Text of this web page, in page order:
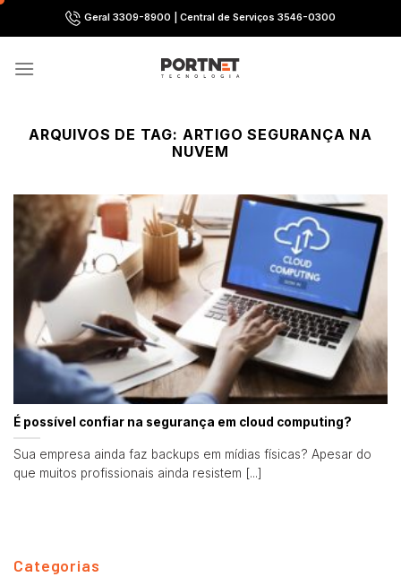
Skip
to
Geral 3309-8900 | Central de Serviços 3546-0300
ARQUIVOS DE TAG: ARTIGO SEGURANÇA NA
NUVEM
É possível confiar na segurança em cloud computing?
Sua empresa ainda faz backups em mídias físicas? Apesar do
que muitos profissionais ainda resistem [...]
Categorias